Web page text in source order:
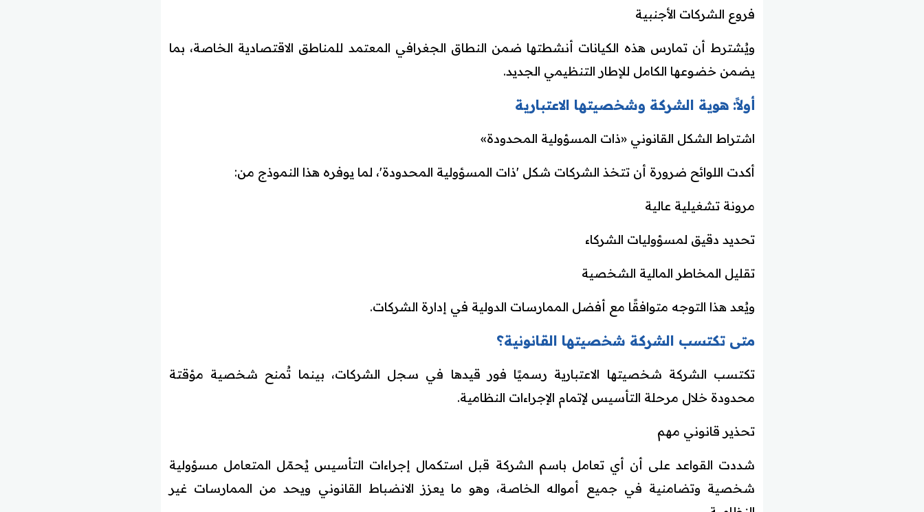
فروع الشركات الأجنبية
ويُشترط أن تمارس هذه الكيانات أنشطتها ضمن النطاق الجغرافي المعتمد للمناطق الاقتصادية الخاصة، بما
يضمن خضوعها الكامل للإطار التنظيمي الجديد.
أولاً: هوية الشركة وشخصيتها الاعتبارية
اشتراط الشكل القانوني «ذات المسؤولية المحدودة»
أكدت اللوائح ضرورة أن تتخذ الشركات شكل 'ذات المسؤولية المحدودة'، لما يوفره هذا النموذج من:
مرونة تشغيلية عالية
تحديد دقيق لمسؤوليات الشركاء
تقليل المخاطر المالية الشخصية
ويُعد هذا التوجه متوافقًا مع أفضل الممارسات الدولية في إدارة الشركات.
متى تكتسب الشركة شخصيتها القانونية؟
تكتسب الشركة شخصيتها الاعتبارية رسميًا فور قيدها في سجل الشركات، بينما تُمنح شخصية مؤقتة
محدودة خلال مرحلة التأسيس لإتمام الإجراءات النظامية.
تحذير قانوني مهم
شددت القواعد على أن أي تعامل باسم الشركة قبل استكمال إجراءات التأسيس يُحمّل المتعامل مسؤولية
شخصية وتضامنية في جميع أمواله الخاصة، وهو ما يعزز الانضباط القانوني ويحد من الممارسات غير